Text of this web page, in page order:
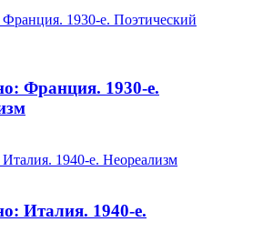
Франция. 1930-е.
Италия. 1940-е.